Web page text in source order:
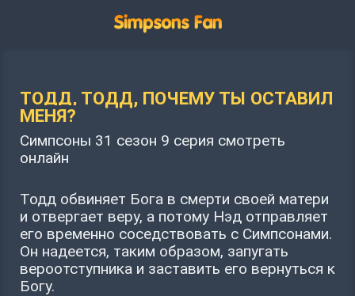
ТОДД, ТОДД, ПОЧЕМУ ТЫ ОСТАВИЛ
МЕНЯ?
Симпсоны 31 сезон 9 серия смотреть
онлайн
Тодд обвиняет Бога в смерти своей матери
и отвергает веру, а потому Нэд отправляет
его временно соседствовать с Симпсонами.
Он надеется, таким образом, запугать
вероотступника и заставить его вернуться к
Богу.